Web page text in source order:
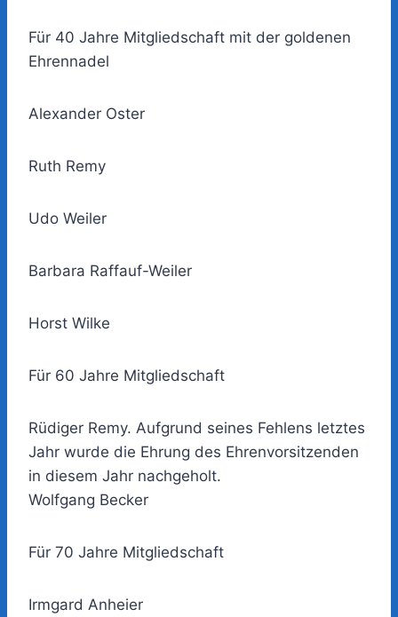
Für 40 Jahre Mitgliedschaft mit der goldenen
Ehrennadel
Alexander Oster
Ruth Remy
Udo Weiler
Barbara Raffauf-Weiler
Horst Wilke
Für 60 Jahre Mitgliedschaft
Rüdiger Remy. Aufgrund seines Fehlens letztes
Jahr wurde die Ehrung des Ehrenvorsitzenden
in diesem Jahr nachgeholt.
Wolfgang Becker
Für 70 Jahre Mitgliedschaft
Irmgard Anheier